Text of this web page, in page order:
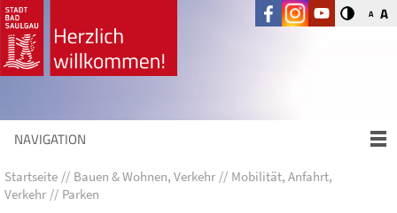
A A
NAVIGATION
Startseite Bauen & Wohnen, Verkehr
Mobilität, Anfahrt,
Verkehr
Parken